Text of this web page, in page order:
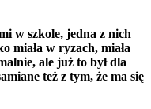
w szkole, jedna z nich
miała w ryzach, miała
ale już to był dla
też z tym, że ma się